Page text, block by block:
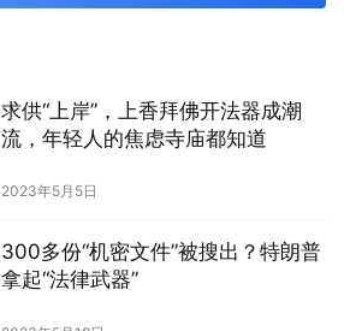
求供“上岸”，上香拜佛开法器成潮
流，年轻人的焦虑寺庙都知道
2023年5月5日
300多份“机密文件”被搜出？特朗普
拿起“法律武器”